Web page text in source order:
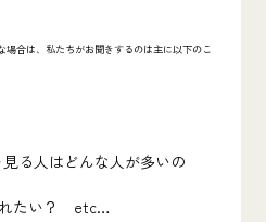
場合は、私たちがお聞きするのは主に以下のこ
る人はどんな人が多いの
れたい？ etc…